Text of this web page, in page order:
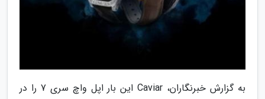
به گزارش خبرنگاران، Caviar این بار اپل واچ سری 7 را در